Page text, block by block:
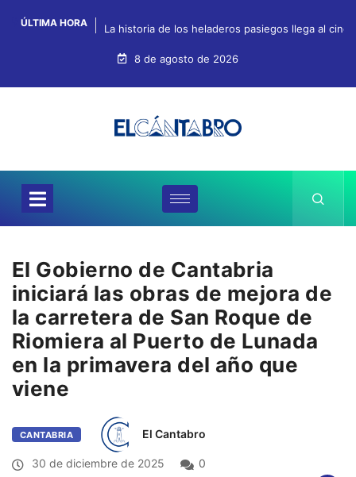
ÚLTIMA HORA La historia de los heladeros pasiegos llega al
8 de agosto de 2026
El Gobierno de Cantabria
iniciará las obras de mejora de
la carretera de San Roque de
Riomiera al Puerto de Lunada
en la primavera del año que
viene
CANTABRIA El Cantabro
30 de diciembre de 2025
0